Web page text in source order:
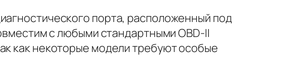
порта, расположенный под
с любыми стандартными OBD-II
как некоторые модели требуют особые